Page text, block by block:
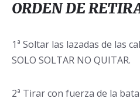
ORDEN DE
1ª Soltar las lazadas de las
SOLO SOLTAR NO QUITAR.
2ª Tirar con fuerza de la